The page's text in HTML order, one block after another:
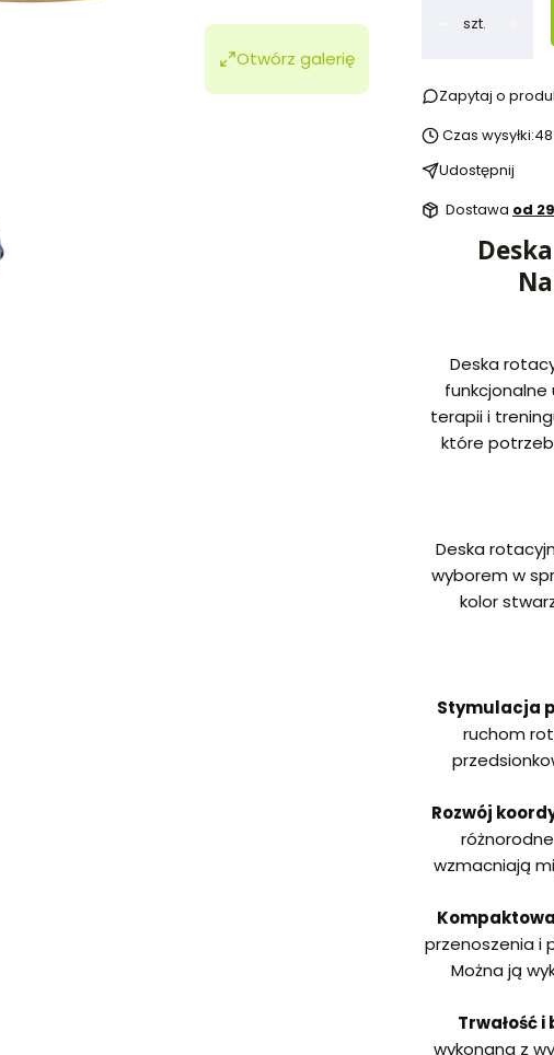
Otwórz galerię
szt.
Zapytaj o
Czas wysyłki:
Udostępnij
Dostawa od
Deska
funkcjonalne
terapii i
które
Deska
wyborem w
kolor
Stymulacja
ruchom
Rozwój
wzmacniają
przenoszenia i
Można ją
Trwałość
wykonana z